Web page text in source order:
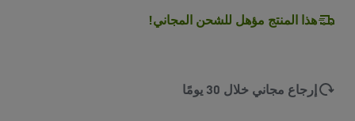
هذا المنتج مؤهل للشحن المجاني!
إرجاع مجاني خلال 30 يومًا